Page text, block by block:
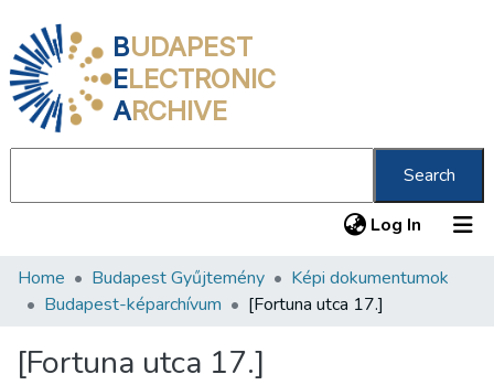
BUDAPEST
ELECTRONIC
ARCHIVE
Search
Log In (current)
Communities & Collections
Statistics
Home Budapest Gyűjtemény
Képi dokumentumok
Budapest-képarchívum
[Fortuna utca 17.]
[Fortuna utca 17.]